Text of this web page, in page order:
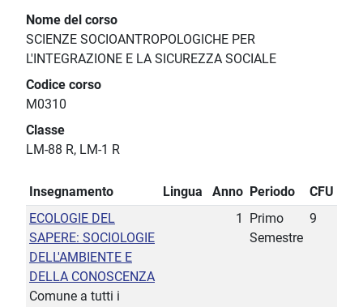
Nome del corso
SCIENZE SOCIOANTROPOLOGICHE PER
L'INTEGRAZIONE E LA SICUREZZA SOCIALE
Codice corso
M0310
Classe
LM-88 R, LM-1 R
Insegnamento Lingua Anno Periodo
CFU
ECOLOGIE DEL
SAPERE: SOCIOLOGIE
DELL'AMBIENTE E
DELLA CONOSCENZA
Comune a tutti i
1
Primo
Semestre
9